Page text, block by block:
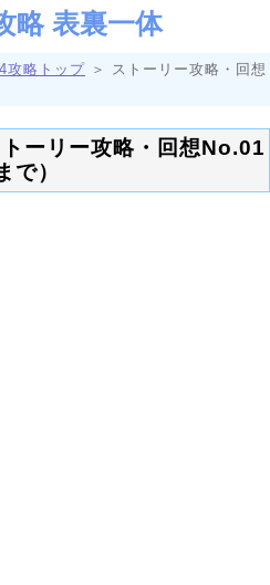
略 表裏一体
略トップ ＞ ストーリー攻略・回想
ーリー攻略・回想No.01
で）